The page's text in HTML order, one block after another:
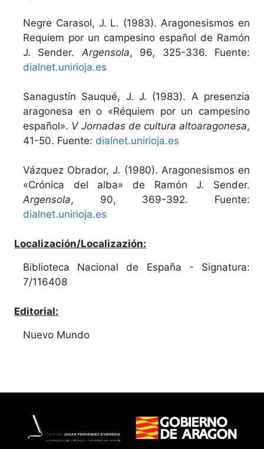
Negre Carasol, J. L. (1983). Aragonesismos en
Requiem por un campesino español de Ramón
J. Sender. Argensola, 96, 325-336. Fuente:
dialnet.unirioja.es
Sanagustín Sauqué, J. J. (1983). A presenzia
aragonesa en o «Réquiem por un campesino
español». V Jornadas de cultura altoaragonesa,
41-50. Fuente: dialnet.unirioja.es
Vázquez Obrador, J. (1980). Aragonesismos en
«Crónica del alba» de Ramón J. Sender.
Argensola, 90, 369-392. Fuente:
dialnet.unirioja.es
Localización/Localizazión:
Biblioteca Nacional de España - Signatura:
7/116408
Editorial:
Nuevo Mundo